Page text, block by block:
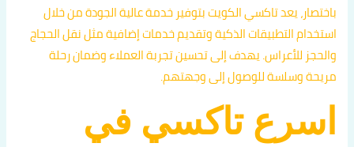
باختصار، يعد تاكسي الكويت بتوفير خدمة عالية الجودة من خلال
استخدام التطبيقات الذكية وتقديم خدمات إضافية مثل نقل الحجاج
والحجز للأعراس. يهدف إلى تحسين تجربة العملاء وضمان رحلة
مريحة وسلسة للوصول إلى وجهتهم.
اسرع تاكسي في